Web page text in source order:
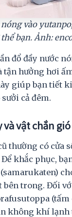
vào
bạn. Ảnh:
đổ đầy nước
tận hưởng hơi
giúp bạn tiết
cả đêm.
và vật chắn gió
thường có cửa
khắc phục,
trong. Đối
không khí lạnh